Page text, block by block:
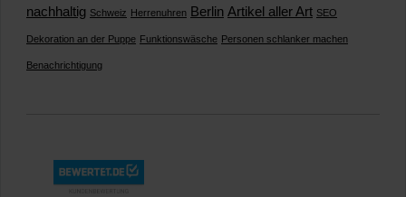
nachhaltig Schweiz Herrenuhren Berlin Artikel aller Art SEO
Dekoration an der Puppe Funktionswäsche Personen schlanker machen
Benachrichtigung